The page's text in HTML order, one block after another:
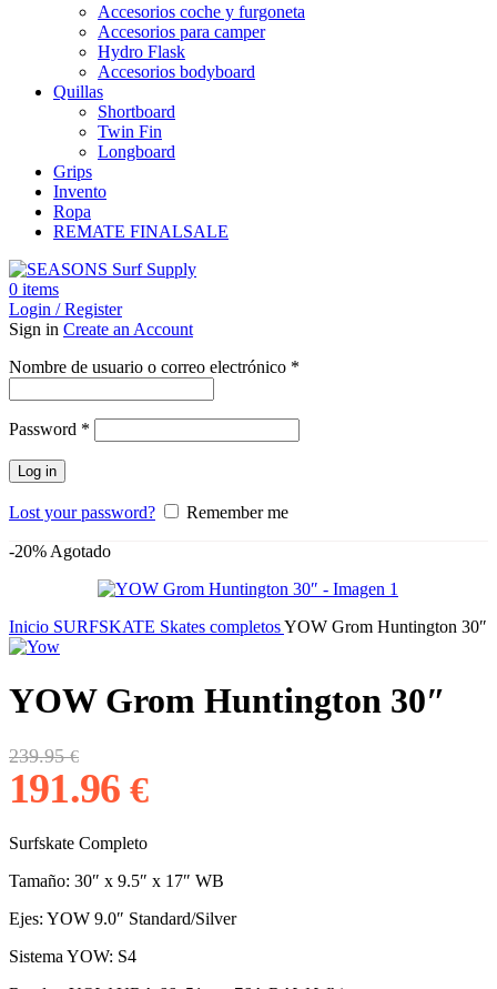
Accesorios coche y furgoneta
Accesorios para camper
Hydro Flask
Accesorios bodyboard
Quillas
Shortboard
Twin Fin
Longboard
Grips
Invento
Ropa
REMATE FINALSALE
0 items
Login / Register
Sign in Create an Account
Nombre de usuario o correo electrónico *
Password *
Log in
Lost your password? Remember me
-20% Agotado
Inicio SURFSKATE Skates completosYOW Grom Huntington 30″
YOW Grom Huntington 30″
239.95€
El
precio
original
191.96€
El
precio
actual
Surfskate Completo
Tamaño: 30″ x 9.5″ x 17″ WB
Ejes: YOW 9.0″ Standard/Silver
Sistema YOW: S4